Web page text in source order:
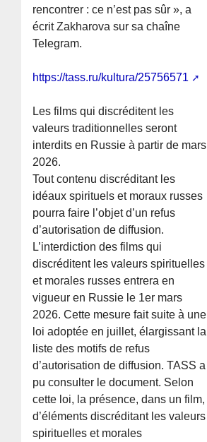
rencontrer : ce n’est pas sûr », a
écrit Zakharova sur sa chaîne
Telegram.
https://tass.ru/kultura/25756571
Les films qui discréditent les
valeurs traditionnelles seront
interdits en Russie à partir de mars
2026.
Tout contenu discréditant les
idéaux spirituels et moraux russes
pourra faire l’objet d’un refus
d’autorisation de diffusion.
L’interdiction des films qui
discréditent les valeurs spirituelles
et morales russes entrera en
vigueur en Russie le 1er mars
2026. Cette mesure fait suite à une
loi adoptée en juillet, élargissant la
liste des motifs de refus
d’autorisation de diffusion. TASS a
pu consulter le document. Selon
cette loi, la présence, dans un film,
d’éléments discréditant les valeurs
spirituelles et morales